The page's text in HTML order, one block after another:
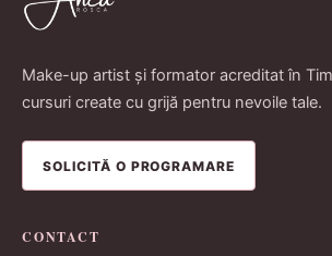
Make-up artist și formator acreditat în
cursuri create cu grijă pentru nevoile tale.
SOLICITĂ O PROGRAMARE
CONTACT